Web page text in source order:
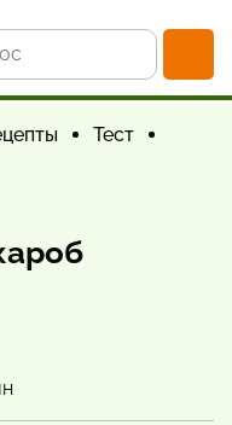
Тест